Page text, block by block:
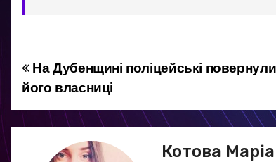
Н
а
в
На Дубенщині поліцейські
його власниці
Котова